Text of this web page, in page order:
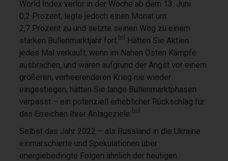
World Index verlor in der Woche ab dem 13. Juni
0,2 Prozent, legte jedoch einen Monat um
2,7 Prozent zu und setzte seinen Weg zu einem
starken Bullenmarktjahr fort. [vi]
Hätten Sie Aktien
jedes Mal verkauft, wenn im Nahen Osten Kämpfe
ausbrachen, und wären aufgrund der Angst vor einem
größeren, verheerenderen Krieg nie wieder
eingestiegen, hätten Sie lange Bullenmarktphasen
verpasst – ein potenziell erheblicher Rückschlag für
das Erreichen Ihrer Anlageziele. [vii]
Selbst das Jahr 2022 – als Russland in die Ukraine
einmarschierte und Spekulationen über
energiebedingte Folgen ähnlich der heutigen